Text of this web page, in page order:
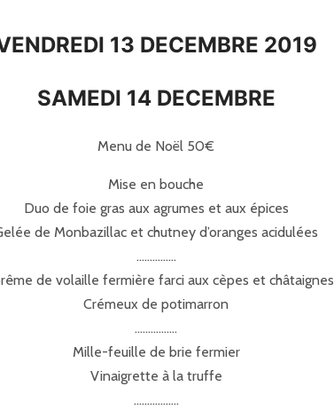
13 DECEMBRE 2019
SAMEDI 14 DECEMBRE
Menu de Noël 50€
Mise en bouche
Duo de foie gras aux agrumes et aux épices
de Monbazillac et chutney d’oranges acidulées
……………
de volaille fermière farci aux cèpes et châtaignes
Crémeux de potimarron
…………….
Mille-feuille de brie fermier
Vinaigrette à la truffe
……………..